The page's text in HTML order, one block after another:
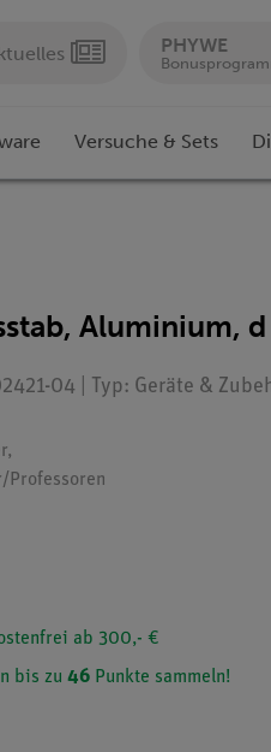
PHYWE
Versuche & Sets
Aluminium,
04 | Typ: Geräte &
Professoren
ab 300,- €
bis zu 46 Punkte sammeln!